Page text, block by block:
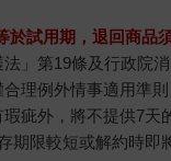
於試用期，退回商品
」第19條及行政院
合理例外情事適用準
疵外，將不提供7天
期限較短或解約時即